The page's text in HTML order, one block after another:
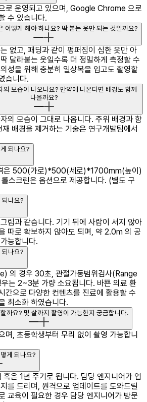
로 운영되고 있으며, Google Chrome 으로
수 있습니다.
어떻게 해야 하나요? 딱 붙는 옷만 되는 것일까요?
없고, 패딩과 같이 펑퍼짐이 심한 옷만 아
딱 달라붙는 옷일수록 더 정밀하게 측정할 수
성을 위해 충분히 일상복을 입고도 촬영할
습니다.
의 모습이 나오나요? 만약에 나온다면 배경도 함께
나올까요?
의 모습이 그대로 나옵니다. 주위 배경과 함
배경을 제거하는 기술은 연구개발팀에서
되나요?
은 500(가로)*500(세로)*1700mm(높이)
스크린은 옵션으로 제공합니다. (별도 구
되나요?
림과 같습니다. 기기 뒤에 사람이 서지 않아
따로 확보하지 않아도 되며, 약 2.0m 의 공
능합니다.
되나요?
의 경우 30초, 관절가동범위검사(Range
는 2~3분 가량 소요됩니다. 바쁜 의료 환
간으로 다양한 컨텐츠를 진료에 활용할 수
최소화 하였습니다.
까요? 몇 살까지 촬영이 가능한지 궁금합니다.
며, 초등학생부터 무리 없이 촬영 가능합니
게 되나요?
은 1년 주기로 됩니다. 담당 엔지니어가 업
를 드리며, 원격으로 업데이트를 도와드릴
교육이 필요한 경우 담당 엔지니어가 방문